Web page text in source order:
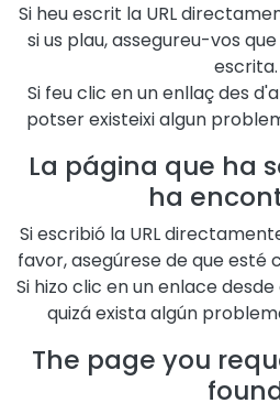
Si heu escrit la URL
si us plau, assegureu-vos
escrita.
Si feu clic en un enllaç des
potser existeixi algun
La página que ha
ha
Si escribió la URL
favor, asegúrese de que
Si hizo clic en un enlace
quizá exista algún
The page you